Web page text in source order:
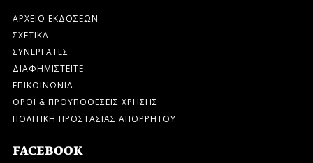
ΑΡΧΕΙΟ ΕΚΔΟΣΕΩΝ
ΣΧΕΤΙΚΑ
ΣΥΝΕΡΓΑΤΕΣ
ΔΙΑΦΗΜΙΣΤΕΙΤΕ
ΕΠΙΚΟΙΝΩΝΙΑ
ΟΡΟΙ & ΠΡΟΫΠΟΘΕΣΕΙΣ ΧΡΗΣΗΣ
ΠΟΛΙΤΙΚΗ ΠΡΟΣΤΑΣΙΑΣ ΑΠΟΡΡΗΤΟΥ
FACEBOOK